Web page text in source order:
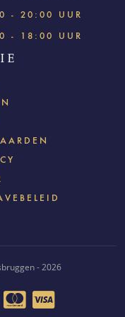
- 20:00 UUR
- 18:00 UUR
- 2026